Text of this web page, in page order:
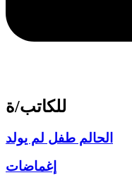
للكاتب/ة
الحالم طفل لم يولد
إغماضات